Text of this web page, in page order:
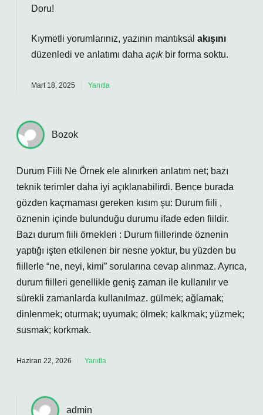
Doru!
Kıymetli yorumlarınız, yazının mantıksal akışını
düzenledi ve anlatımı daha açıkbir forma soktu.
Mart 18, 2025 Yanıtla
Bozok
Durum Fiili Ne Örnek ele alınırken anlatım net; bazı
teknik terimler daha iyi açıklanabilirdi. Bence burada
gözden kaçmaması gereken kısım şu: Durum fiili ,
öznenin içinde bulunduğu durumu ifade eden fiildir.
Bazı durum fiili örnekleri : Durum fiillerinde öznenin
yaptığı işten etkilenen bir nesne yoktur, bu yüzden bu
fiillerle “ne, neyi, kimi” sorularına cevap alınmaz. Ayrıca,
durum fiilleri genellikle geniş zaman ile kullanılır ve
sürekli zamanlarda kullanılmaz. gülmek; ağlamak;
dinlenmek; oturmak; uyumak; ölmek; kalkmak; yüzmek;
susmak; korkmak.
Haziran 22, 2026 Yanıtla
admin